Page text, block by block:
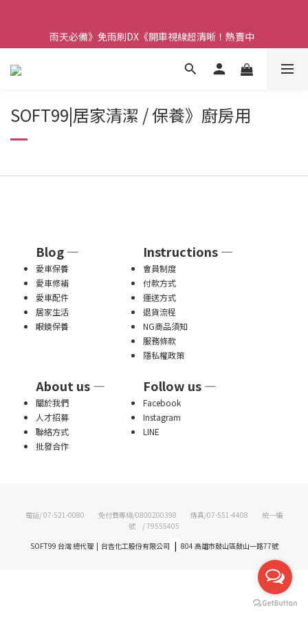
聯絡我們確認。
雨天必備》免雨刷DX《開車視線超清晰！熱賣中
【重要】本公司不會在假日、非上班時段以電話連絡，若有疑慮請
SOFT99|居家清潔 / 保養》廚房用
Blog — Instructions —
愛車保養
會員制度
愛車修補
付款方式
愛車配件
運送方式
居家生活
退貨流程
眼鏡保養
NG商品須知
服務條款
隱私權政策
About us — Follow us —
關於我們
Facebook
人才招募
Instagram
聯絡方式
LINE
批發合作
電話/ 07-521-0080 免付費專線/0800200398 傳真/07-551-4408 統一編
號 / 79555405
SOFT99 台灣 總代理 | 台吉化工股份有限公司 | 804 高雄市鼓山區鼓山一路77號